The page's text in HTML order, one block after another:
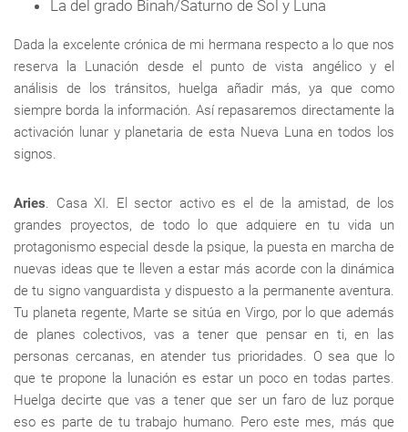
La del grado Binah/Saturno de Sol y Luna
Dada la excelente crónica de mi hermana respecto a lo que nos
reserva la Lunación desde el punto de vista angélico y el
análisis de los tránsitos, huelga añadir más, ya que como
siempre borda la información. Así repasaremos directamente la
activación lunar y planetaria de esta Nueva Luna en todos los
signos.
Aries. Casa XI. El sector activo es el de la amistad, de los
grandes proyectos, de todo lo que adquiere en tu vida un
protagonismo especial desde la psique, la puesta en marcha de
nuevas ideas que te lleven a estar más acorde con la dinámica
de tu signo vanguardista y dispuesto a la permanente aventura.
Tu planeta regente, Marte se sitúa en Virgo, por lo que además
de planes colectivos, vas a tener que pensar en ti, en las
personas cercanas, en atender tus prioridades. O sea que lo
que te propone la lunación es estar un poco en todas partes.
Huelga decirte que vas a tener que ser un faro de luz porque
eso es parte de tu trabajo humano. Pero este mes, más que